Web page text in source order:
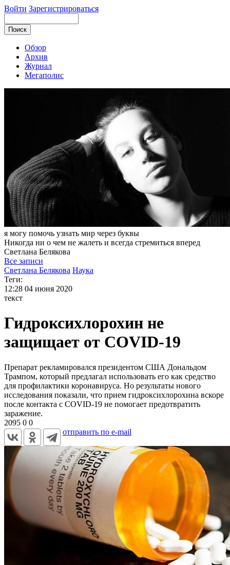
Войти Зарегистрироваться
Обзор
Архив
Журнал
Мегаполис
я могу помочь узнать мир через буквы
Никогда ни о чем не жалеть и всегда стремиться вперед
Светлана Белякова
Все записи
Светлана Белякова Наука
Теги:
12:28 04 июня 2020
текст
Гидроксихлорохин не
защищает от COVID-19
Препарат рекламировался президентом США Дональдом
Трампом, который предлагал использовать его как средство
для профилактики коронавируса. Но результаты нового
исследования показали, что прием гидроксихлорохина вскоре
после контакта с COVID-19 не помогает предотвратить
заражение.
2095 0 0
отправить по e-mail